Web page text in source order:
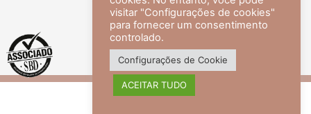
veja mais +
visitar "Configurações de cookies"
para fornecer um consentimento
controlado.
Configurações de Cookie
ACEITAR TUDO